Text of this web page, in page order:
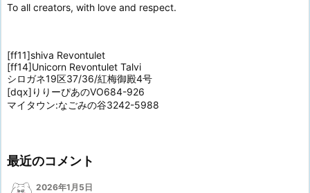
To all creators, with love and respect.
[ff11]shiva Revontulet
[ff14]Unicorn Revontulet Talvi
シロガネ19区37/36/紅梅御殿4号
[dqx]りりーぴあのVO684-926
マイタウン:なごみの谷3242-5988
最近のコメント
2026年1月5日